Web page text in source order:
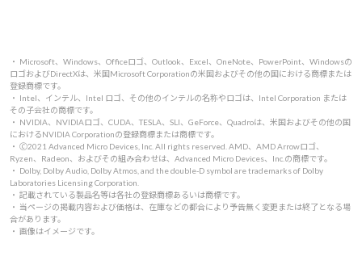
・ Microsoft、Windows、Officeロゴ、Outlook、Excel、OneNote、PowerPoint、Windowsの
ロゴおよびDirectXは、米国Microsoft Corporationの米国およびその他の国における商標または
登録商標です。
・ Intel、インテル、Intel ロゴ、その他のインテルの名称やロゴは、Intel Corporation または
その子会社の商標です。
・ NVIDIA、NVIDIAロゴ、CUDA、TESLA、SLI、GeForce、Quadroは、米国およびその他の国
におけるNVIDIA Corporationの登録商標または商標です。
・ 🄫2021 Advanced Micro Devices, Inc. All rights reserved. AMD、AMD Arrowロゴ、
Ryzen、Radeon、およびその組み合わせは、Advanced Micro Devices、Inc.の商標です。
・ Dolby, Dolby Audio, Dolby Atmos, and the double-D symbol are trademarks of Dolby
Laboratories Licensing Corporation.
・ 記載されている製品名等は各社の登録商標あるいは商標です。
・ 当ページの掲載内容および価格は、在庫などの都合により予告無く変更または終了となる場
合があります。
・ 画像はイメージです。